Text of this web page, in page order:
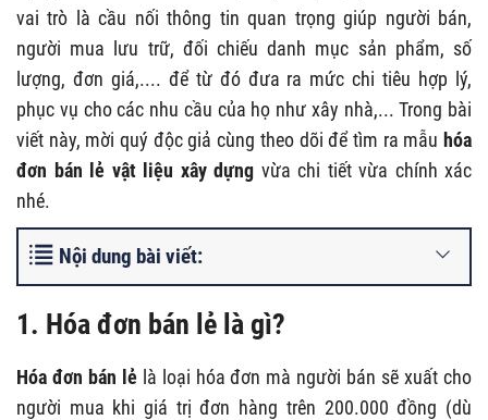
vai trò là cầu nối thông tin quan trọng giúp người bán,
người mua lưu trữ, đối chiếu danh mục sản phẩm, số
lượng, đơn giá,.... để từ đó đưa ra mức chi tiêu hợp lý,
phục vụ cho các nhu cầu của họ như xây nhà,... Trong bài
viết này, mời quý độc giả cùng theo dõi để tìm ra mẫu hóa
đơn bán lẻ vật liệu xây dựng vừa chi tiết vừa chính xác
nhé.
Nội dung bài viết:
1. Hóa đơn bán lẻ là gì?
Hóa đơn bán lẻ là loại hóa đơn mà người bán sẽ xuất cho
người mua khi giá trị đơn hàng trên 200.000 đồng (dù